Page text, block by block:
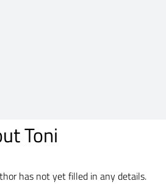
Toni
has not yet filled in any details.